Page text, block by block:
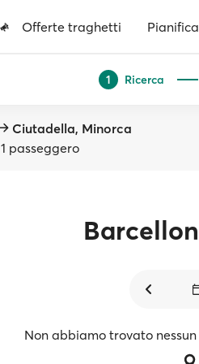
Offerte traghetti Pianifica
1 Ricerca
Ciutadella, Minorca
1 passeggero
Non abbiamo trovato